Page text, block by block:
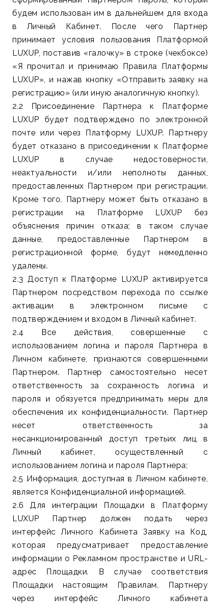
будем использован им в дальнейшем для входа
в Личный Кабинет. После чего Партнер
принимает условия пользования Платформой
LUXUP, поставив «галочку» в строке (чекбоксе)
«Я прочитал и принимаю Правила Платформы
LUXUP», и нажав кнопку «Отправить заявку на
регистрацию» (или иную аналогичную кнопку).
2.2 Присоединение Партнера к Платформе
LUXUP будет подтверждено по электронной
почте или через Платформу LUXUP. Партнеру
будет отказано в присоединении к Платформе
LUXUP в случае недостоверности,
неактуальности и/или неполноты данных,
предоставленных Партнером при регистрации.
Кроме того, Партнеру может быть отказано в
регистрации на Платформе LUXUP без
объяснения причин отказа; в таком случае
данные, предоставленные Партнером в
регистрационной форме, будут немедленно
удалены.
2.3 Доступ к Платформе LUXUP активируется
Партнером посредством перехода по ссылке
активации в электронном письме с
подтверждением и входом в Личный кабинет.
2.4 Все действия, совершенные с
использованием логина и пароля Партнера в
Личном кабинете, признаются совершенными
Партнером. Партнер самостоятельно несет
ответственность за сохранность логина и
пароля и обязуется предпринимать меры для
обеспечения их конфиденциальности. Партнер
несет ответственность за
несанкционированный доступ третьих лиц в
Личный кабинет, осуществленный с
использованием логина и пароля Партнера;
2.5 Информация, доступная в Личном кабинете,
является Конфиденциальной информацией.
2.6 Для интеграции Площадки в Платформу
LUXUP Партнер должен подать через
интерфейс Личного Кабинета Заявку на Код,
которая предусматривает предоставление
информации о Рекламном пространстве и URL-
адрес Площадки. В случае соответствия
Площадки настоящим Правилам, Партнеру
через интерфейс Личного кабинета